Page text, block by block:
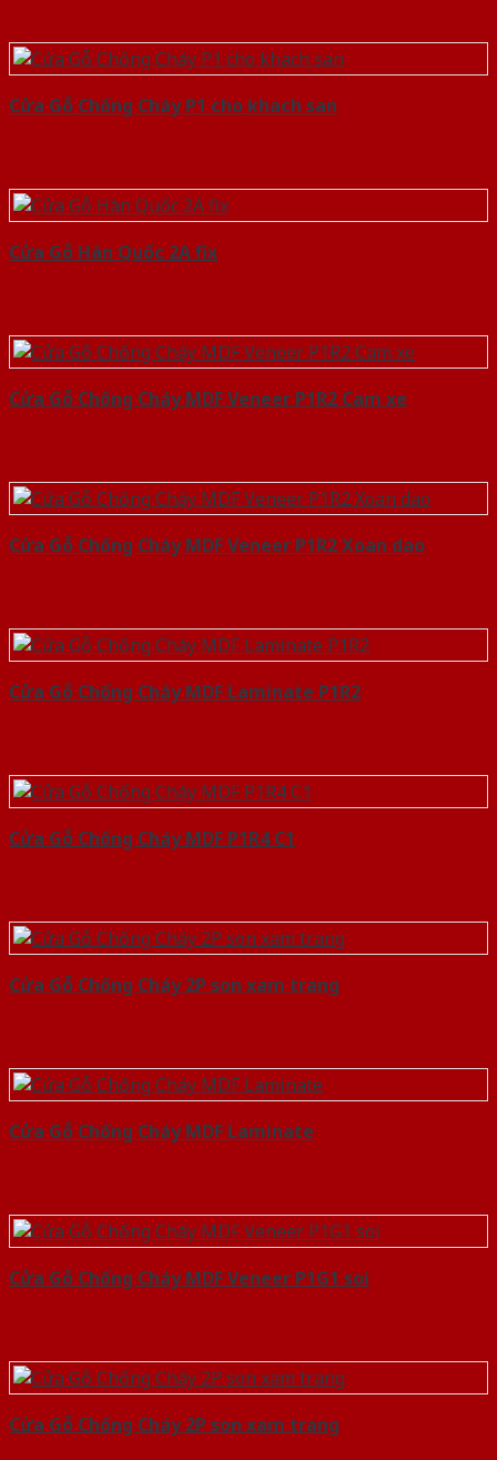
Cửa Gỗ Chống Cháy P1 cho khach san
Cửa Gỗ Hàn Quốc 2A fix
Cửa Gỗ Chống Cháy MDF Veneer P1R2 Cam xe
Cửa Gỗ Chống Cháy MDF Veneer P1R2 Xoan dao
Cửa Gỗ Chống Cháy MDF Laminate P1R2
Cửa Gỗ Chống Cháy MDF P1R4 C1
Cửa Gỗ Chống Cháy 2P son xam trang
Cửa Gỗ Chống Cháy MDF Laminate
Cửa Gỗ Chống Cháy MDF Veneer P1G1 soi
Cửa Gỗ Chống Cháy 2P son xam trang